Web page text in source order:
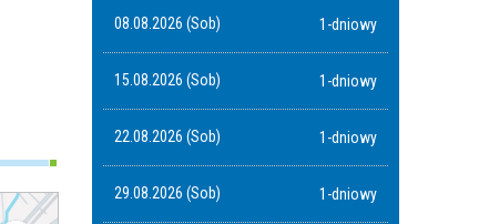
08.08.2026 (Sob) 1-dniowy
15.08.2026 (Sob) 1-dniowy
22.08.2026 (Sob) 1-dniowy
29.08.2026 (Sob) 1-dniowy